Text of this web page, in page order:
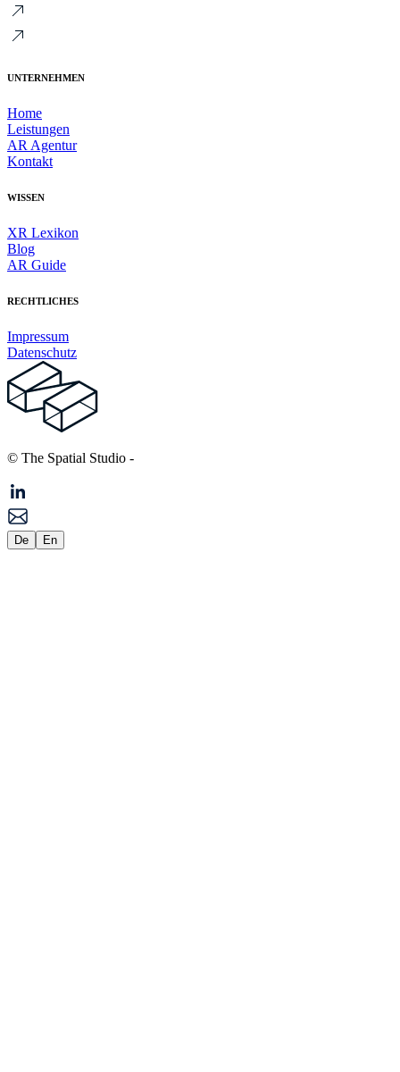
UNTERNEHMEN
Home
Leistungen
AR Agentur
Kontakt
WISSEN
XR Lexikon
Blog
AR Guide
RECHTLICHES
Impressum
Datenschutz
© The Spatial Studio -
De En